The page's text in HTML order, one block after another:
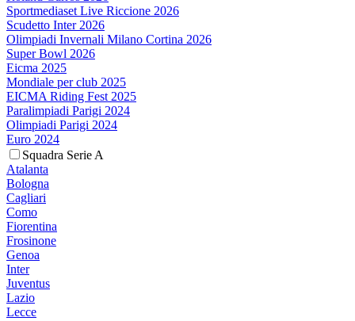
Sportmediaset Live Riccione 2026
Scudetto Inter 2026
Olimpiadi Invernali Milano Cortina 2026
Super Bowl 2026
Eicma 2025
Mondiale per club 2025
EICMA Riding Fest 2025
Paralimpiadi Parigi 2024
Olimpiadi Parigi 2024
Euro 2024
Squadra Serie A
Atalanta
Bologna
Cagliari
Como
Fiorentina
Frosinone
Genoa
Inter
Juventus
Lazio
Lecce